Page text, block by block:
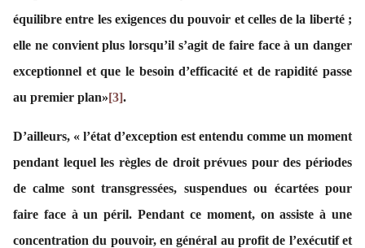
équilibre entre les exigences du pouvoir et celles de la liberté ;
elle ne convient plus lorsqu’il s’agit de faire face à un danger
exceptionnel et que le besoin d’efficacité et de rapidité passe
au premier plan»[3].
D’ailleurs, « l’état d’exception est entendu comme un moment
pendant lequel les règles de droit prévues pour des périodes
de calme sont transgressées, suspendues ou écartées pour
faire face à un péril. Pendant ce moment, on assiste à une
concentration du pouvoir, en général au profit de l’exécutif et